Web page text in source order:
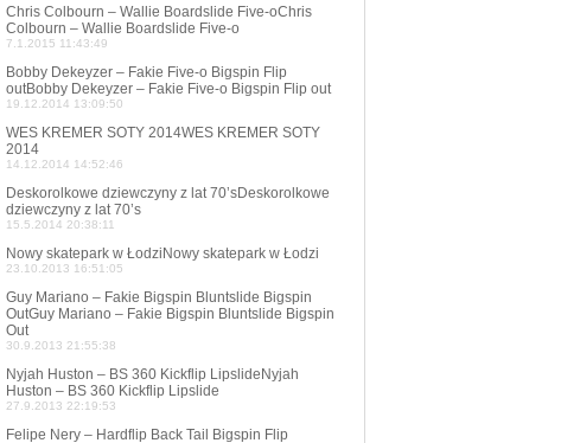
Chris Colbourn – Wallie Boardslide Five-oChris
Colbourn – Wallie Boardslide Five-o
7.1.2015 11:43:49
Bobby Dekeyzer – Fakie Five-o Bigspin Flip
outBobby Dekeyzer – Fakie Five-o Bigspin Flip out
19.12.2014 13:09:50
WES KREMER SOTY 2014WES KREMER SOTY
2014
14.12.2014 14:52:46
Deskorolkowe dziewczyny z lat 70’sDeskorolkowe
dziewczyny z lat 70’s
15.5.2014 20:38:11
Nowy skatepark w Łodzi Nowy skatepark w Łodzi
23.10.2013 16:51:05
Guy Mariano – Fakie Bigspin Bluntslide Bigspin
OutGuy Mariano – Fakie Bigspin Bluntslide Bigspin
Out
30.9.2013 21:55:38
Nyjah Huston – BS 360 Kickflip Lipslide Nyjah
Huston – BS 360 Kickflip Lipslide
27.9.2013 22:19:53
Felipe Nery – Hardflip Back Tail Bigspin Flip